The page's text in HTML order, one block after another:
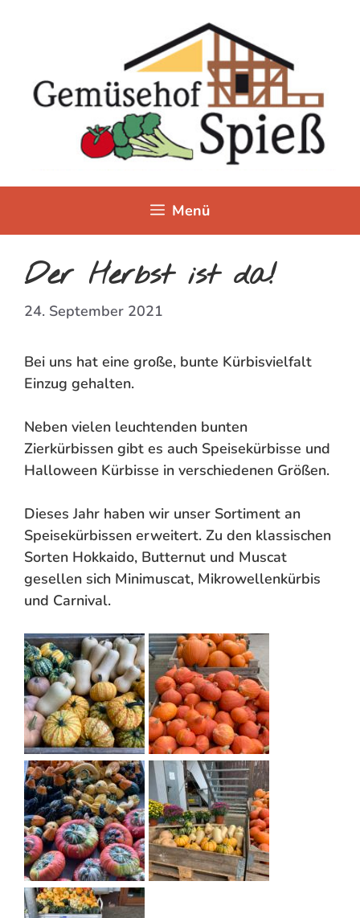
Menü
Der Herbst ist da!
24. September 2021
Bei uns hat eine große, bunte Kürbisvielfalt
Einzug gehalten.
Neben vielen leuchtenden bunten
Zierkürbissen gibt es auch Speisekürbisse und
Halloween Kürbisse in verschiedenen Größen.
Dieses Jahr haben wir unser Sortiment an
Speisekürbissen erweitert. Zu den klassischen
Sorten Hokkaido, Butternut und Muscat
gesellen sich Minimuscat, Mikrowellenkürbis
und Carnival.